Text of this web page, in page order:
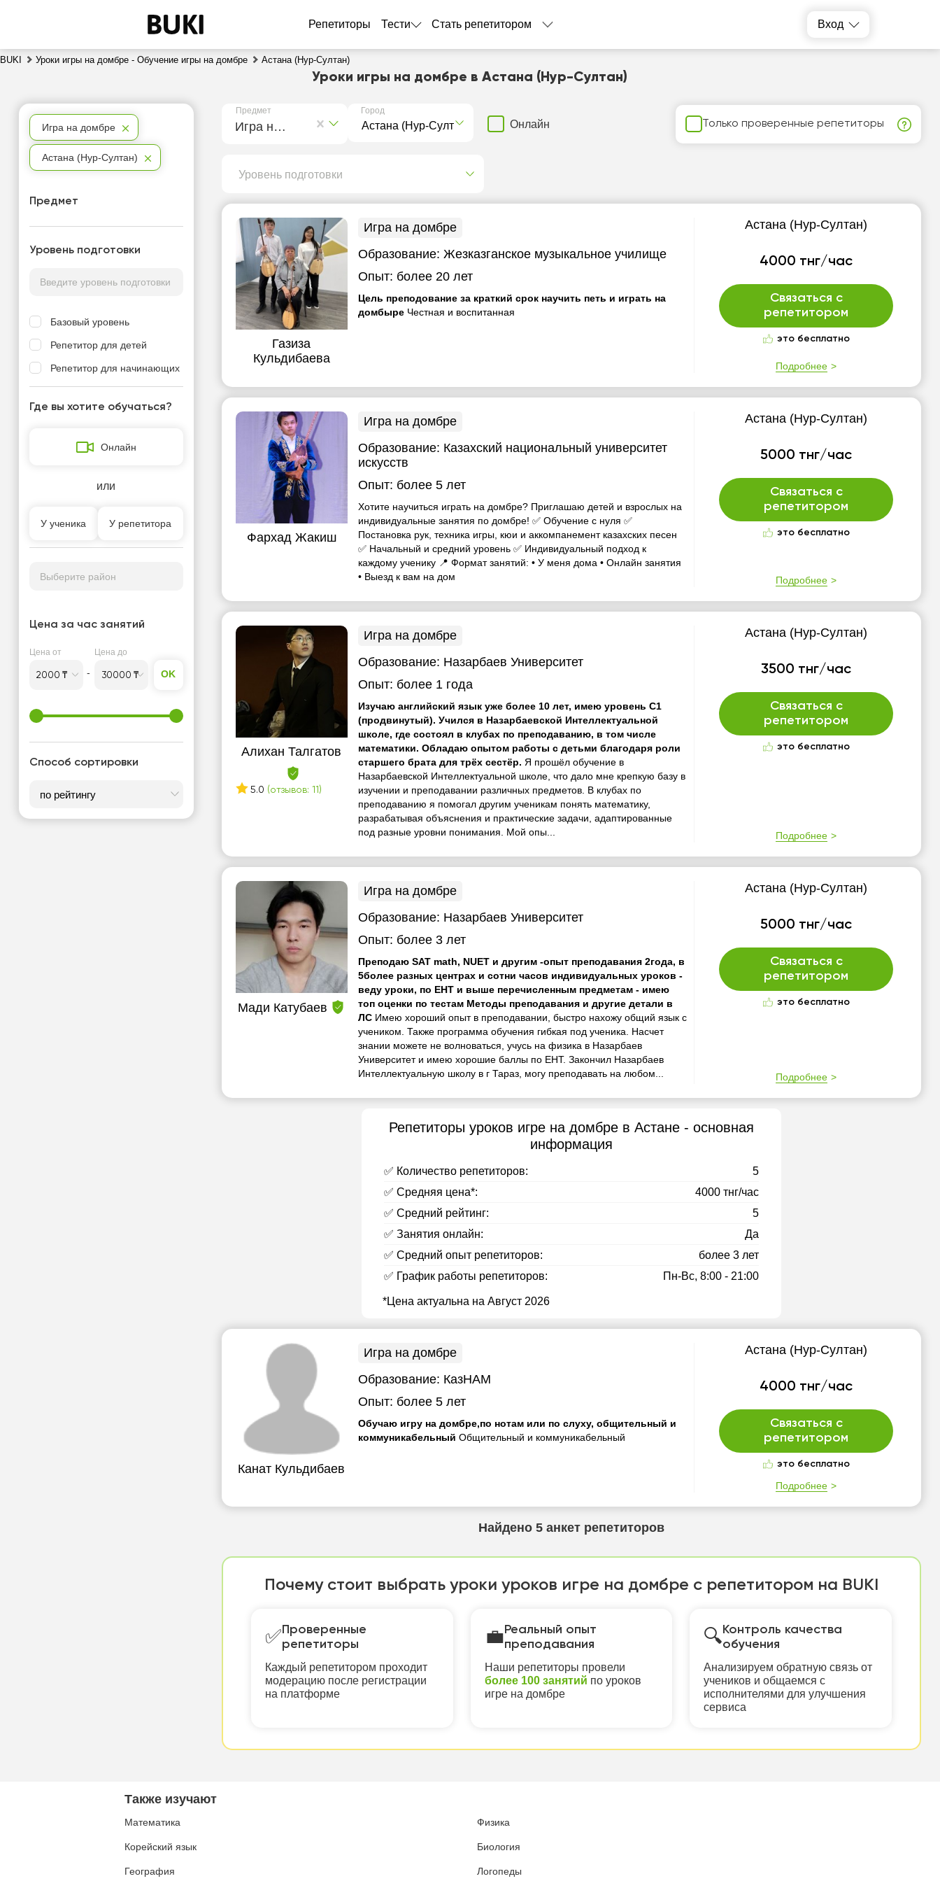
Репетиторы Тести Стать репетитором Вход
BUKI Уроки игры на домбре - Обучение игры на домбре Астана (Нур-Султан)
Уроки игры на домбре в Астана (Нур-Султан)
Предмет
Игра на домбре
Город
Онлайн Только проверенные репетиторы
Уровень подготовки
Газиза
Кульдибаева
Игра на домбре
Образование: Жезказганское музыкальное училище
Опыт: более 20 лет
Цель преподование за краткий срок научить петь и играть на
домбыре Честная и воспитанная
Астана (Нур-Султан)
4000 тнг/час
Связаться с
репетитором
это бесплатно
Подробнее
Фархад Жакиш
Игра на домбре
Образование: Казахский национальный университет
искусств
Опыт: более 5 лет
Хотите научиться играть на домбре? Приглашаю детей и взрослых на
индивидуальные занятия по домбре! ✅ Обучение с нуля ✅
Постановка рук, техника игры, кюи и аккомпанемент казахских песен
✅ Начальный и средний уровень ✅ Индивидуальный подход к
каждому ученику 📍 Формат занятий: • У меня дома • Онлайн занятия
• Выезд к вам на дом
Астана (Нур-Султан)
5000 тнг/час
Связаться с
репетитором
это бесплатно
Подробнее
Алихан Талгатов
5.0 (отзывов: 11)
Игра на домбре
Образование: Назарбаев Университет
Опыт: более 1 года
Изучаю английский язык уже более 10 лет, имею уровень C1
(продвинутый). Учился в Назарбаевской Интеллектуальной
школе, где состоял в клубах по преподаванию, в том числе
математики. Обладаю опытом работы с детьми благодаря роли
старшего брата для трёх сестёр. Я прошёл обучение в
Назарбаевской Интеллектуальной школе, что дало мне крепкую базу в
изучении и преподавании различных предметов. В клубах по
преподаванию я помогал другим ученикам понять математику,
разрабатывая объяснения и практические задачи, адаптированные
под разные уровни понимания. Мой опы...
Астана (Нур-Султан)
3500 тнг/час
Связаться с
репетитором
это бесплатно
Подробнее
Мади Катубаев
Игра на домбре
Образование: Назарбаев Университет
Опыт: более 3 лет
Преподаю SAT math, NUET и другим -опыт преподавания 2года, в
5более разных центрах и сотни часов индивидуальных уроков -
веду уроки, по ЕНТ и выше перечисленным предметам - имею
топ оценки по тестам Методы преподавания и другие детали в
ЛС Имею хороший опыт в преподавании, быстро нахожу общий язык с
учеником. Также программа обучения гибкая под ученика. Насчет
знании можете не волноваться, учусь на физика в Назарбаев
Университет и имею хорошие баллы по ЕНТ. Закончил Назарбаев
Интеллектуальную школу в г Тараз, могу преподавать на любом...
Астана (Нур-Султан)
5000 тнг/час
Связаться с
репетитором
это бесплатно
Подробнее
Репетиторы уроков игре на домбре в Астане - основная
информация
✅ Количество репетиторов:
5
✅ Средняя цена*:
4000 тнг/час
✅ Средний рейтинг:
5
✅ Занятия онлайн:
Да
✅ Средний опыт репетиторов:
более 3 лет
✅ График работы репетиторов:
Пн-Вс, 8:00 - 21:00
*Цена актуальна на Август 2026
Канат Кульдибаев
Игра на домбре
Образование: КазНАМ
Опыт: более 5 лет
Обучаю игру на домбре,по нотам или по слуху, общительный и
коммуникабельный Общительный и коммуникабельный
Астана (Нур-Султан)
4000 тнг/час
Связаться с
репетитором
это бесплатно
Подробнее
Найдено 5 анкет репетиторов
Почему стоит выбрать уроки уроков игре на домбре с репетитором на BUKI
✅ Проверенные
репетиторы
Каждый репетитором проходит
модерацию после регистрации
на платформе
💼 Реальный опыт
преподавания
Наши репетиторы провели
более 100 занятий по уроков
игре на домбре
🔍 Контроль качества
обучения
Анализируем обратную связь от
учеников и общаемся с
исполнителями для улучшения
сервиса
Игра на домбре
Астана (Нур-Султан)
Предмет
Уровень подготовки
Базовый уровень
Репетитор для детей
Репетитор для начинающих
Где вы хотите обучаться?
Онлайн
или
У ученика У репетитора
Выберите район
Цена за час занятий
Цена от Цена до
OK
Способ сортировки
Также изучают
Математика Физика
Корейский язык Биология
География Логопеды